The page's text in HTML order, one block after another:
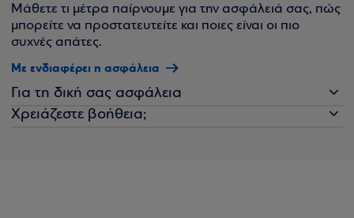
Μάθετε τι μέτρα παίρνουμε για την ασφάλειά σας, πώς
μπορείτε να προστατευτείτε και ποιες είναι οι πιο
συχνές απάτες.
Με ενδιαφέρει η ασφάλεια
Για τη δική σας ασφάλεια
Χρειάζεστε βοήθεια;